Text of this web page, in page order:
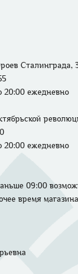
Сталинграда,
20:00 ежедневно
20:00 ежедневно
09:00
время